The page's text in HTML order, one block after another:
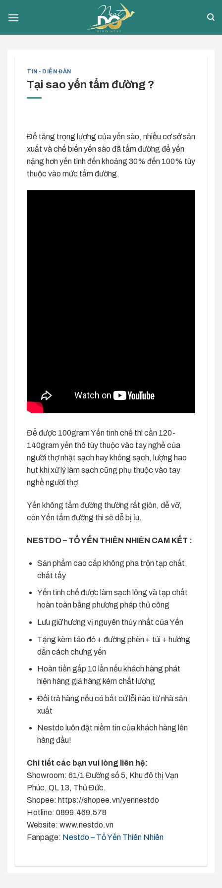
TIN - DIỄN ĐÀN
Tại sao yến tẩm đường ?
Để tăng trọng lượng của yến sào, nhiều cơ sở sản
xuất và chế biến yến sào đã tẩm đường để yến
nặng hơn yến tinh đến khoảng 30% đến 100% tùy
thuộc vào mức tẩm đường.
Để được 100gram Yến tinh chế thì cần 120-
140gram yến thô tùy thuộc vào tay nghề của
người thợ nhặt sạch hay không sạch, lượng hao
hụt khi xử lý làm sạch cũng phụ thuộc vào tay
nghề người thợ.
Yến không tẩm đường thường rất giòn, dễ vỡ,
còn Yến tẩm đường thì sẽ dễ bị ỉu.
NESTDO – TỔ YẾN THIÊN NHIÊN CAM KẾT :
Sản phẩm cao cấp không pha trộn tạp chất,
chất tẩy
Yến tinh chế được làm sạch lông và tạp chất
hoàn toàn bằng phương pháp thủ công
Lưu giữ hương vị nguyên thủy nhất của Yến
Tặng kèm táo đỏ + đường phèn + túi + hướng
dẫn cách chưng yến
Hoàn tiền gấp 10 lần nếu khách hàng phát
hiện hàng giả hàng kém chất lượng
Đổi trả hàng nếu có bất cứ lỗi nào từ nhà sản
xuất
Nestdo luôn đặt niềm tin của khách hàng lên
hàng đầu!
Chi tiết các bạn vui lòng liên hệ:
Showroom: 61/1 Đường số 5, Khu đô thị Vạn
Phúc, QL 13, Thủ Đức.
Shopee: https://shopee.vn/yennestdo
Hotline: 0899.469.578
Website: www.nestdo.vn
Fanpage: Nestdo – Tổ Yến Thiên Nhiên